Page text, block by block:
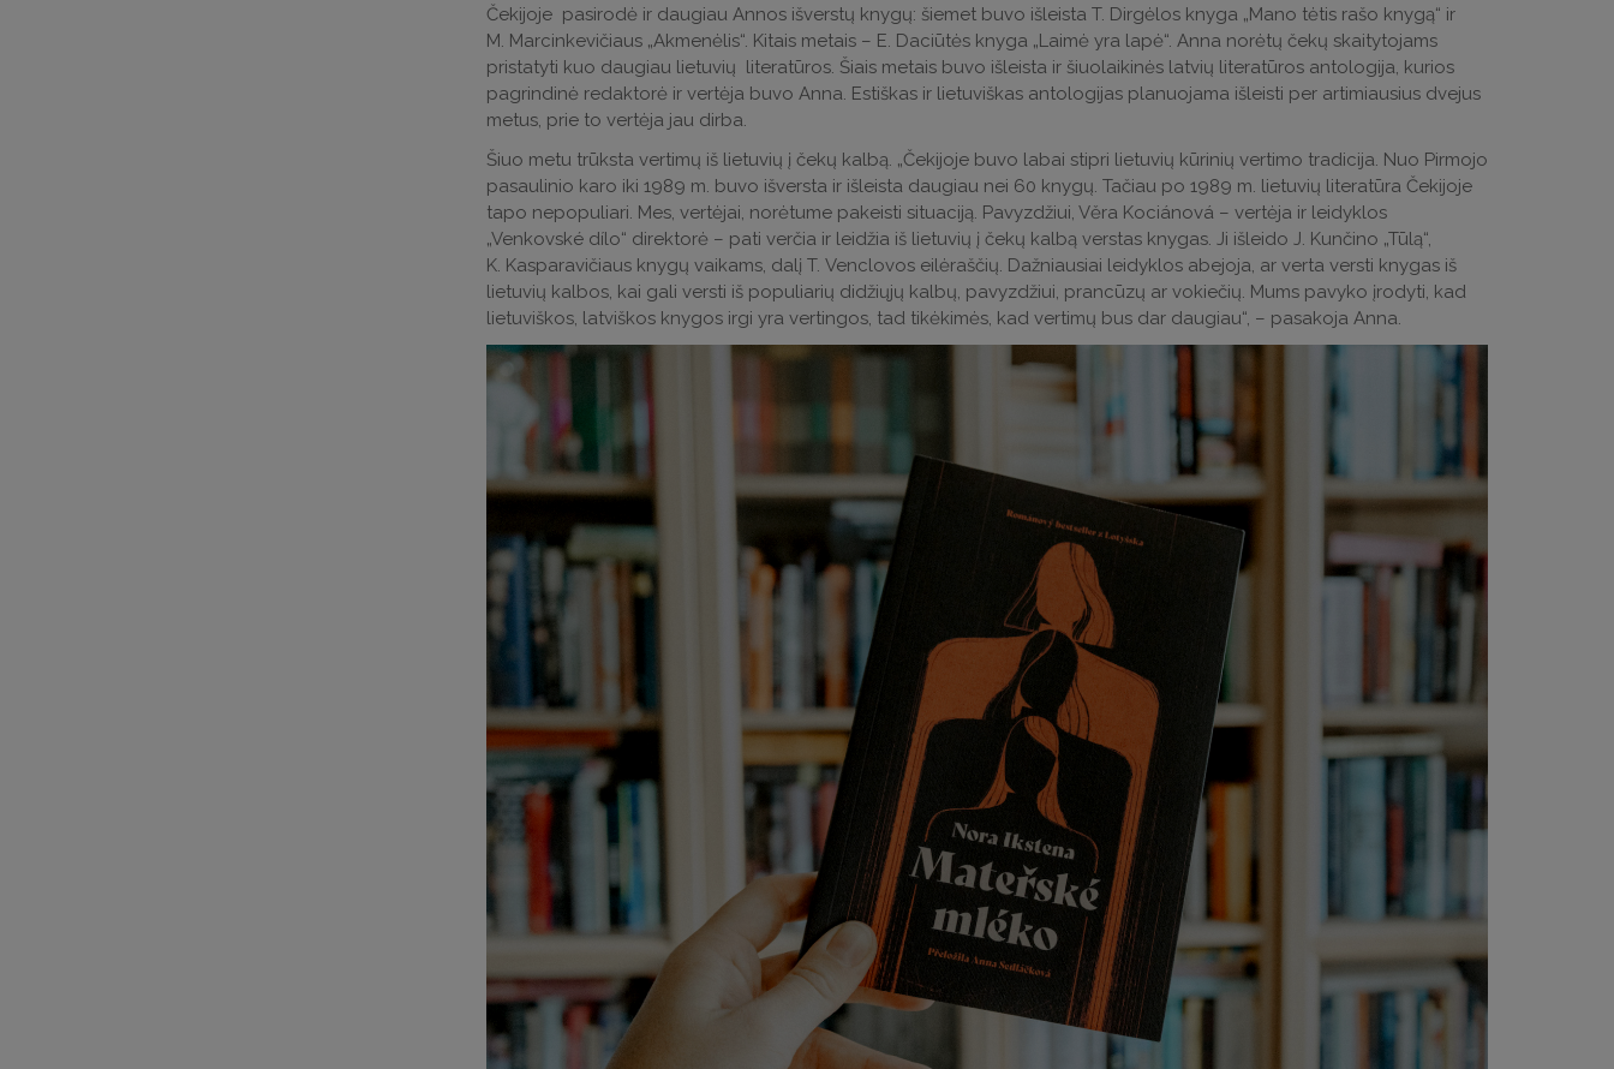
Čekijoje pasirodė ir daugiau Annos išverstų knygų: šiemet buvo išleista T. Dirgėlos knyga „Mano tėtis rašo knygą“ ir
M. Marcinkevičiaus „Akmenėlis“. Kitais metais – E. Daciūtės knyga „Laimė yra lapė“. Anna norėtų čekų skaitytojams
pristatyti kuo daugiau lietuvių literatūros. Šiais metais buvo išleista ir šiuolaikinės latvių literatūros antologija, kurios
pagrindinė redaktorė ir vertėja buvo Anna. Estiškas ir lietuviškas antologijas planuojama išleisti per artimiausius dvejus
metus, prie to vertėja jau dirba.
Šiuo metu trūksta vertimų iš lietuvių į čekų kalbą. „Čekijoje buvo labai stipri lietuvių kūrinių vertimo tradicija. Nuo Pirmojo
pasaulinio karo iki 1989 m. buvo išversta ir išleista daugiau nei 60 knygų. Tačiau po 1989 m. lietuvių literatūra Čekijoje
tapo nepopuliari. Mes, vertėjai, norėtume pakeisti situaciją. Pavyzdžiui, Věra Kociánová – vertėja ir leidyklos
„Venkovské dílo“ direktorė – pati verčia ir leidžia iš lietuvių į čekų kalbą verstas knygas. Ji išleido J. Kunčino „Tūlą“,
K. Kasparavičiaus knygų vaikams, dalį T. Venclovos eilėraščių. Dažniausiai leidyklos abejoja, ar verta versti knygas iš
lietuvių kalbos, kai gali versti iš populiarių didžiųjų kalbų, pavyzdžiui, prancūzų ar vokiečių. Mums pavyko įrodyti, kad
lietuviškos, latviškos knygos irgi yra vertingos, tad tikėkimės, kad vertimų bus dar daugiau“, – pasakoja Anna.